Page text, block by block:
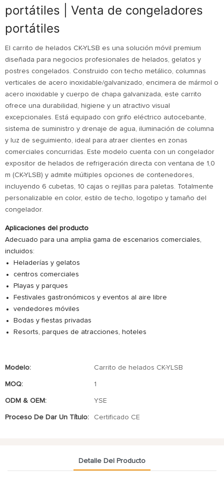
portátiles | Venta de congeladores
portátiles
El carrito de helados CK-YLSB es una solución móvil premium
diseñada para negocios profesionales de helados, gelatos y
postres congelados. Construido con techo metálico, columnas
verticales de acero inoxidable/galvanizado, encimera de mármol o
acero inoxidable y cuerpo de chapa galvanizada, este carrito
ofrece una durabilidad, higiene y un atractivo visual
excepcionales. Está equipado con grifo eléctrico autocebante,
sistema de suministro y drenaje de agua, iluminación de columna
y luz de seguimiento, ideal para atraer clientes en zonas
comerciales concurridas. Este modelo cuenta con un congelador
expositor de helados de refrigeración directa con ventana de 1,0
m (CK-YLSB) y admite múltiples opciones de contenedores,
incluyendo 6 cubetas, 10 cajas o rejillas para paletas. Totalmente
personalizable en color, estilo de techo, logotipo y tamaño del
congelador.
Aplicaciones del producto
Adecuado para una amplia gama de escenarios comerciales,
incluidos:
Heladerías y gelatos
centros comerciales
Playas y parques
Festivales gastronómicos y eventos al aire libre
vendedores móviles
Bodas y fiestas privadas
Resorts, parques de atracciones, hoteles
Modelo: Carrito de helados CK-YLSB
MOQ: 1
ODM & OEM: YSE
Proceso De Dar Un Título: Certificado CE
Detalle Del Producto